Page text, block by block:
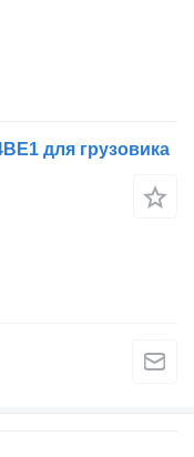
для грузовика